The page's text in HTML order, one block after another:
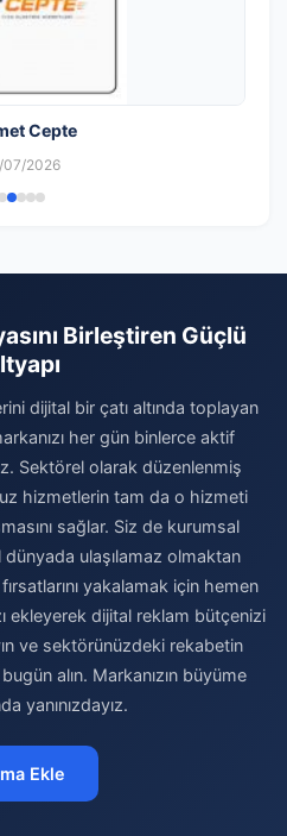
Cepte
07/2026
Birleştiren Güçlü
dijital bir çatı altında toplayan
her gün binlerce aktif
Sektörel olarak düzenlenmiş
hizmetlerin tam da o hizmeti
sağlar. Siz de kurumsal
ulaşılamaz olmaktan
yakalamak için hemen
ekleyerek dijital reklam bütçenizi
ve sektörünüzdeki rekabetin
alın. Markanızın büyüme
yanınızdayız.
Ekle